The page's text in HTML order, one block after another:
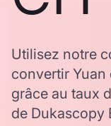
Utilisez notre
convertir
grâce au taux
de Dukascopy